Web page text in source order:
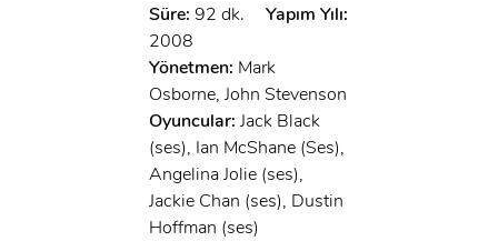
Süre: 92 dk.
Yapım Yılı:
2008
Yönetmen: Mark
Osborne, John Stevenson
Oyuncular: Jack Black
(ses), Ian McShane (Ses),
Angelina Jolie (ses),
Jackie Chan (ses), Dustin
Hoffman (ses)